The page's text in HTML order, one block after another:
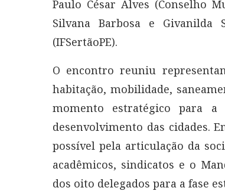
Paulo César Alves (Conselho
Silvana Barbosa e Givanilda
(IFSertãoPE).
O encontro reuniu
habitação, mobilidade,
momento estratégico para
desenvolvimento das cidades.
possível pela articulação da
acadêmicos, sindicatos e o
dos oito delegados para a fase